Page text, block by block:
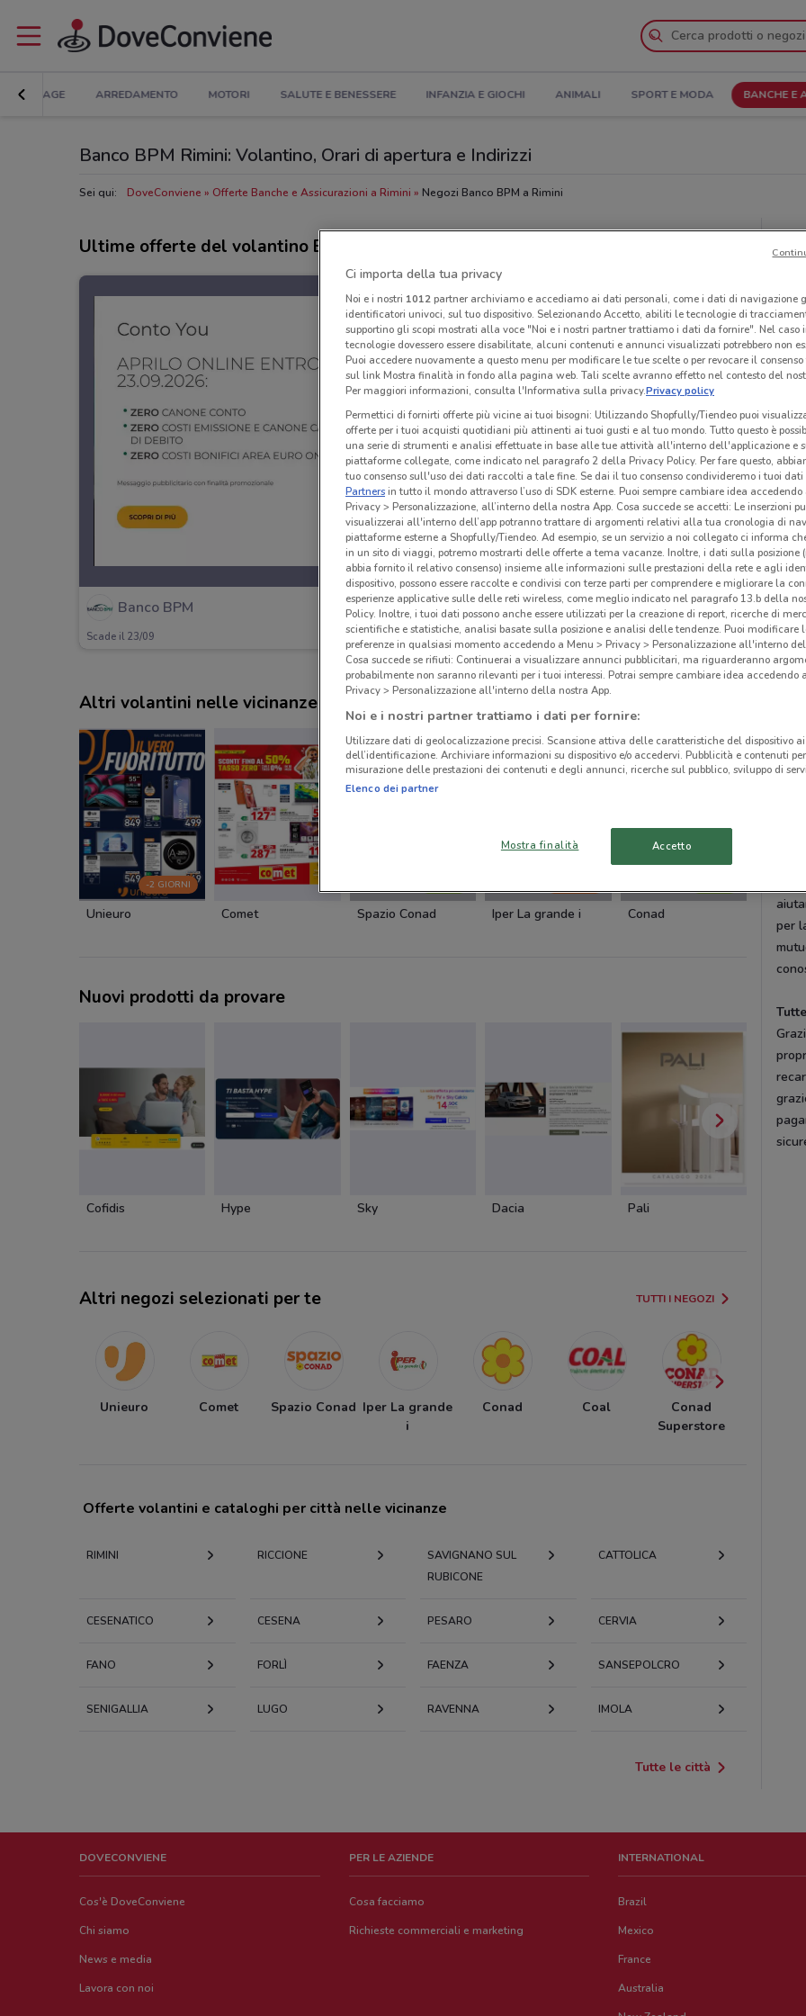
BRICOLAGE ARREDAMENTO MOTORI SALUTE E BENESSERE INFANZIA E GIOCHI ANIMALI SPORT E MODA BANCHE E
Banco BPM Rimini: Volantino, Orari di apertura e Indirizzi
Sei qui: DoveConviene Offerte Banche e Assicurazioni a Rimini Negozi Banco BPM a Rimini
Ultime offerte del volantino Banco BPM
Banco BPM
Scade il 23/09 1 km
Altri volantini nelle vicinanze
-2 GIORNI
Unieuro Comet Spazio Conad Iper La grande i Conad Coal
Nuovi prodotti da provare
Cofidis Hype Sky Dacia Pali
Altri negozi selezionati per te TUTTI I NEGOZI
Unieuro Comet Spazio Conad Iper La grande
i
Conad Coal
Conad
Superstore
Offerte volantini e cataloghi per città nelle vicinanze
RIMINI RICCIONE
SAVIGNANO SUL
RUBICONE
CATTOLICA
CESENATICO CESENA PESARO CERVIA
FANO FORLÌ FAENZA SANSEPOLCRO
SENIGALLIA LUGO RAVENNA IMOLA
Tutte le città
tutta
per
DOVECONVIENE
Cos'è DoveConviene
Chi siamo
News e media
Lavora con noi
PER LE AZIENDE
Cosa facciamo
Richieste commerciali e marketing
INTERNATIONAL
Brazil
Mexico
France
Australia
Ci importa della tua privacy
Noi e i nostri 1012partner archiviamo e accediamo ai dati personali, come i dati di navigazione
identificatori univoci, sul tuo dispositivo. Selezionando Accetto, abiliti le tecnologie di
supportino gli scopi mostrati alla voce "Noi e i nostri partner trattiamo i dati da fornire". Nel caso
tecnologie dovessero essere disabilitate, alcuni contenuti e annunci visualizzati potrebbero non
Puoi accedere nuovamente a questo menu per modificare le tue scelte o per revocare il
sul link Mostra finalità in fondo alla pagina web. Tali scelte avranno effetto nel contesto del
Per maggiori informazioni, consulta l'Informativa sulla privacy.Privacy policy
Permettici di fornirti offerte più vicine ai tuoi bisogni: Utilizzando Shopfully/Tiendeo puoi
offerte per i tuoi acquisti quotidiani più attinenti ai tuoi gusti e al tuo mondo. Tutto questo è
una serie di strumenti e analisi effettuate in base alle tue attività all'interno dell'applicazione e
piattaforme collegate, come indicato nel paragrafo 2 della Privacy Policy. Per fare questo,
tuo consenso sull'uso dei dati raccolti a tale fine. Se dai il tuo consenso condivideremo i tuoi dati
Partnersin tutto il mondo attraverso l’uso di SDK esterne. Puoi sempre cambiare idea accedendo
Privacy > Personalizzazione, all’interno della nostra App. Cosa succede se accetti: Le inserzioni
visualizzerai all'interno dell’app potranno trattare di argomenti relativi alla tua cronologia di
piattaforme esterne a Shopfully/Tiendeo. Ad esempio, se un servizio a noi collegato ci informa
in un sito di viaggi, potremo mostrarti delle offerte a tema vacanze. Inoltre, i dati sulla posizione
abbia fornito il relativo consenso) insieme alle informazioni sulle prestazioni della rete e agli
dispositivo, possono essere raccolte e condivisi con terze parti per comprendere e migliorare la
esperienze applicative sulle delle reti wireless, come meglio indicato nel paragrafo 13.b della
Policy. Inoltre, i tuoi dati possono anche essere utilizzati per la creazione di report, ricerche di
scientifiche e statistiche, analisi basate sulla posizione e analisi delle tendenze. Puoi modificare
preferenze in qualsiasi momento accedendo a Menu > Privacy > Personalizzazione all'interno
Cosa succede se rifiuti: Continuerai a visualizzare annunci pubblicitari, ma riguarderanno
probabilmente non saranno rilevanti per i tuoi interessi. Potrai sempre cambiare idea accedendo
Privacy > Personalizzazione all'interno della nostra App.
Noi e i nostri partner trattiamo i dati per fornire:
Utilizzare dati di geolocalizzazione precisi. Scansione attiva delle caratteristiche del dispositivo
dell’identificazione. Archiviare informazioni su dispositivo e/o accedervi. Pubblicità e contenuti
misurazione delle prestazioni dei contenuti e degli annunci, ricerche sul pubblico, sviluppo di
Elenco dei partner
Mostra finalità Accetto